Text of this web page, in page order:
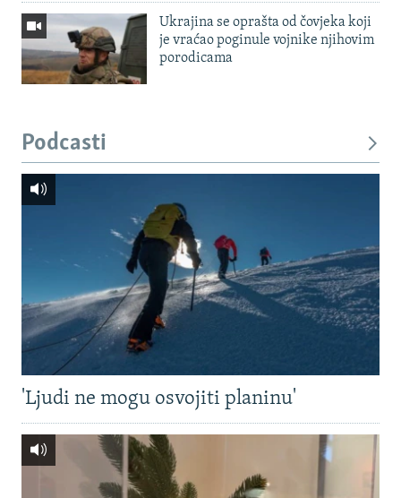
Ukrajina se oprašta od čovjeka koji
je vraćao poginule vojnike njihovim
porodicama
Podcasti
'Ljudi ne mogu osvojiti planinu'